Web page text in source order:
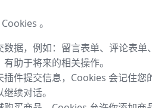
。
据，例如：留言表单、评论表
助于将来的相关操作。
件提交信息，Cookies 会记住您
续对话。